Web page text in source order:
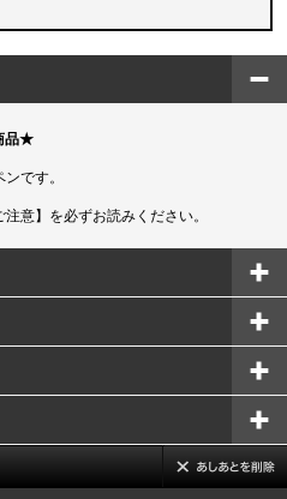
品★
です。
意】を必ずお読みください。